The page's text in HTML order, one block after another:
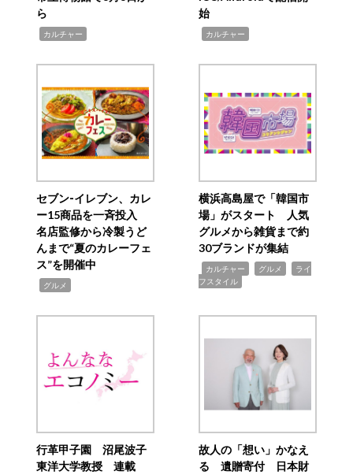
ら
カルチャー
始
カルチャー
セブン‐イレブン、カレ
ー15商品を一斉投入
名店監修から冷製うど
んまで“夏のカレーフェ
ス”を開催中
グルメ
横浜高島屋で「韓国市
場」がスタート 人気
グルメから雑貨まで約
30ブランドが集結
カルチャー グルメ
ライ
フスタイル
行革甲子園 沼尾波子
東洋大学教授 連載
故人の「想い」かなえ
る 遺贈寄付 日本財